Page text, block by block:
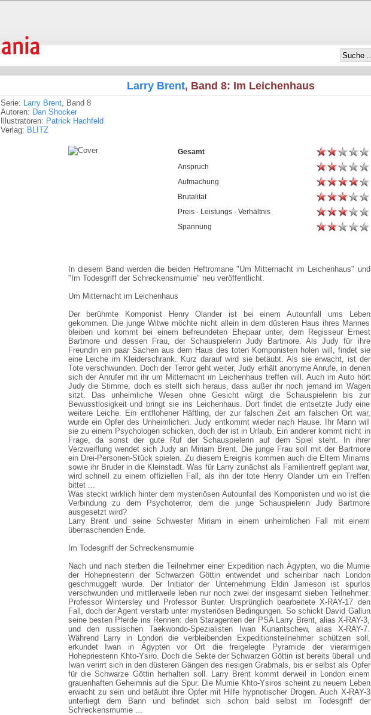
Larry Brent, Band 8: Im Leichenhaus
Serie: Larry Brent, Band 8
Autoren: Dan Shocker
Illustratoren: Patrick Hachfeld
Verlag: BLITZ
Gesamt
Anspruch
Aufmachung
Brutalität
Preis - Leistungs - Verhältnis
Spannung
In diesem Band werden die beiden Heftromane "Um Mitternacht im Leichenhaus" und
"Im Todesgriff der Schreckensmumie" neu veröffentlicht.
Um Mitternacht im Leichenhaus
Der berühmte Komponist Henry Olander ist bei einem Autounfall ums Leben
gekommen. Die junge Witwe möchte nicht allein in dem düsteren Haus ihres Mannes
bleiben und kommt bei einem befreundeten Ehepaar unter, dem Regisseur Ernest
Bartmore und dessen Frau, der Schauspielerin Judy Bartmore. Als Judy für ihre
Freundin ein paar Sachen aus dem Haus des toten Komponisten holen will, findet sie
eine Leiche im Kleiderschrank. Kurz darauf wird sie betäubt. Als sie erwacht, ist der
Tote verschwunden. Doch der Terror geht weiter, Judy erhält anonyme Anrufe, in denen
sich der Anrufer mit ihr um Mitternacht im Leichenhaus treffen will. Auch im Auto hört
Judy die Stimme, doch es stellt sich heraus, dass außer ihr noch jemand im Wagen
sitzt. Das unheimliche Wesen ohne Gesicht würgt die Schauspielerin bis zur
Bewusstlosigkeit und bringt sie ins Leichenhaus. Dort findet die entsetzte Judy eine
weitere Leiche. Ein entflohener Häftling, der zur falschen Zeit am falschen Ort war,
wurde ein Opfer des Unheimlichen. Judy entkommt wieder nach Hause. Ihr Mann will
sie zu einem Psychologen schicken, doch der ist in Urlaub. Ein anderer kommt nicht in
Frage, da sonst der gute Ruf der Schauspielerin auf dem Spiel steht. In ihrer
Verzweiflung wendet sich Judy an Miriam Brent. Die junge Frau soll mit der Bartmore
ein Drei-Personen-Stück spielen. Zu diesem Ereignis kommen auch die Eltern Miriams
sowie ihr Bruder in die Kleinstadt. Was für Larry zunächst als Familientreff geplant war,
wird schnell zu einem offiziellen Fall, als ihn der tote Henry Olander um ein Treffen
bittet ...
Was steckt wirklich hinter dem mysteriösen Autounfall des Komponisten und wo ist die
Verbindung zu dem Psychoterror, dem die junge Schauspielerin Judy Bartmore
ausgesetzt wird?
Larry Brent und seine Schwester Miriam in einem unheimlichen Fall mit einem
überraschenden Ende.
Im Todesgriff der Schreckensmumie
Nach und nach sterben die Teilnehmer einer Expedition nach Ägypten, wo die Mumie
der Hohepriesterin der Schwarzen Göttin entwendet und scheinbar nach London
geschmuggelt wurde. Der Initiator der Unternehmung Eldin Jameson ist spurlos
verschwunden und mittlerweile leben nur noch zwei der insgesamt sieben Teilnehmer:
Professor Wintersley und Professor Bunter. Ursprünglich bearbeitete X-RAY-17 den
Fall, doch der Agent verstarb unter mysteriösen Bedingungen. So schickt David Gallun
seine besten Pferde ins Rennen: den Staragenten der PSA Larry Brent, alias X-RAY-3,
und den russischen Taekwondo-Spezialisten Iwan Kunaritschew, alias X-RAY-7.
Während Larry in London die verbleibenden Expeditionsteilnehmer schützen soll,
erkundet Iwan in Ägypten vor Ort die freigelegte Pyramide der vierarmigen
Hohepriesterin Khto-Ysiro. Doch die Sekte der Schwarzen Göttin ist bereits überall und
Iwan verirrt sich in den düsteren Gängen des riesigen Grabmals, bis er selbst als Opfer
für die Schwarze Göttin herhalten soll. Larry Brent kommt derweil in London einem
grauenhaften Geheimnis auf die Spur. Die Mumie Khto-Ysiros scheint zu neuem Leben
erwacht zu sein und betäubt ihre Opfer mit Hilfe hypnotischer Drogen. Auch X-RAY-3
unterliegt dem Bann und befindet sich schon bald selbst im Todesgriff der
Schreckensmumie ...